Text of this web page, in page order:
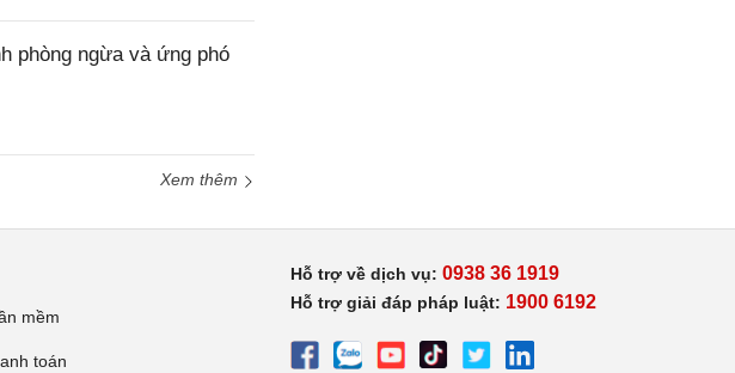
phòng ngừa và ứng phó
Xem thêm
mềm
toán
Hỗ trợ về dịch vụ: 0938 36 1919
Hỗ trợ giải đáp pháp luật: 1900 6192